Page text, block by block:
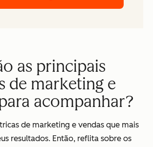
as principais
de marketing e
acompanhar?
de marketing e vendas que mais
resultados. Então, reflita sobre os